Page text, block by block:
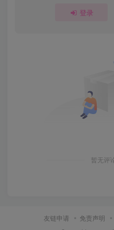
登录
暂无评
友链申请 免责声明